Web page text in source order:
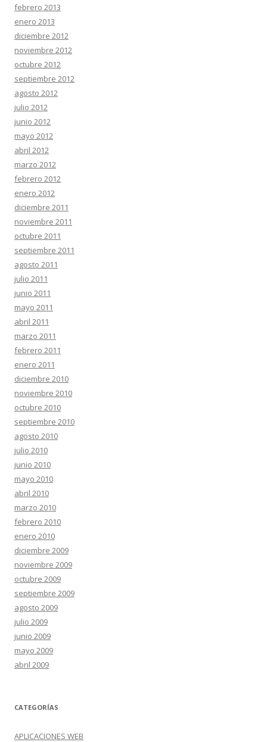
febrero 2013
enero 2013
diciembre 2012
noviembre 2012
octubre 2012
septiembre 2012
agosto 2012
julio 2012
junio 2012
mayo 2012
abril 2012
marzo 2012
febrero 2012
enero 2012
diciembre 2011
noviembre 2011
octubre 2011
septiembre 2011
agosto 2011
julio 2011
junio 2011
mayo 2011
abril 2011
marzo 2011
febrero 2011
enero 2011
diciembre 2010
noviembre 2010
octubre 2010
septiembre 2010
agosto 2010
julio 2010
junio 2010
mayo 2010
abril 2010
marzo 2010
febrero 2010
enero 2010
diciembre 2009
noviembre 2009
octubre 2009
septiembre 2009
agosto 2009
julio 2009
junio 2009
mayo 2009
abril 2009
CATEGORÍAS
APLICACIONES WEB